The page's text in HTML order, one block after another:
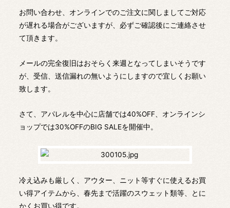
お問い合わせ、オンラインでのご注文に関しましてご対応
が遅れる場合がございますが、必ずご確認後にご連絡させ
て頂きます。
メールの完全復旧はおそらく来週となってしまいそうです
が、受信、送信漏れの無いようにしますので宜しくお願い
致します。
さて、アパレルを中心に店舗では40%OFF、オンラインシ
ョップでは30%OFFのBIG SALEを開催中。
冷え込みも厳しく、アウター、ニット等すぐに使えるお買
い得アイテムから、春先まで活躍のスウェット類等、とに
かくお買い得です。